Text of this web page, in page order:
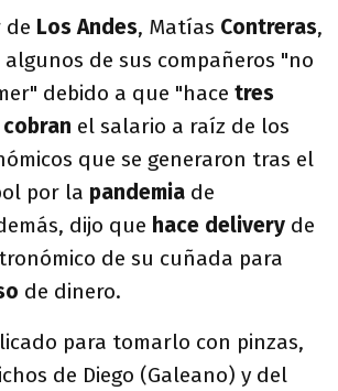
de Los Andes, Matías Contreras,
de sus compañeros "no
debido a que "hace tres
el salario a raíz de los
que se generaron tras el
por la pandemia de
dijo que hace delivery de
de su cuñada para
de dinero.
para tomarlo con pinzas,
de Diego (Galeano) y del